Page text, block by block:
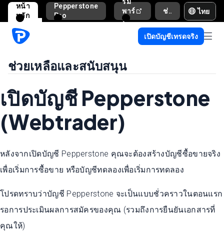
หน้า
หลัก
Pepperstone
Pro
พาร์
ท
ช่วยเหลือและสนับสนุน ไทย
เปิดบัญชีเทรดจริง
ช่วยเหลือและสนับสนุน
เปิดบัญชี Pepperstone
(Webtrader)
หลังจากเปิดบัญชี Pepperstone คุณจะต้องสร้างบัญชีซื้อขายจริง
เพื่อเริ่มการซื้อขาย หรือบัญชีทดลองเพื่อเริ่มการทดลอง
โปรดทราบว่าบัญชี Pepperstone จะเป็นแบบชั่วคราวในตอนแรก
รอการประเมินผลการสมัครของคุณ (รวมถึงการยืนยันเอกสารที่
คุณให้)